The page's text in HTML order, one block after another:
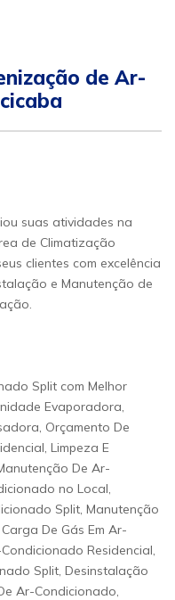
de Ar-
suas atividades na
de Climatização
clientes com excelência
e Manutenção de
Split com Melhor
Evaporadora,
Orçamento De
Limpeza E
De Ar-
no Local,
Split, Manutenção
De Gás Em Ar-
Residencial,
Split, Desinstalação
Ar-Condicionado,